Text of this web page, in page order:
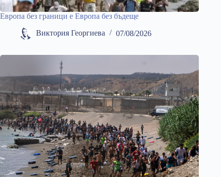
Европа без граници е Европа без бъдеще
Виктория Георгиева 07/08/2026